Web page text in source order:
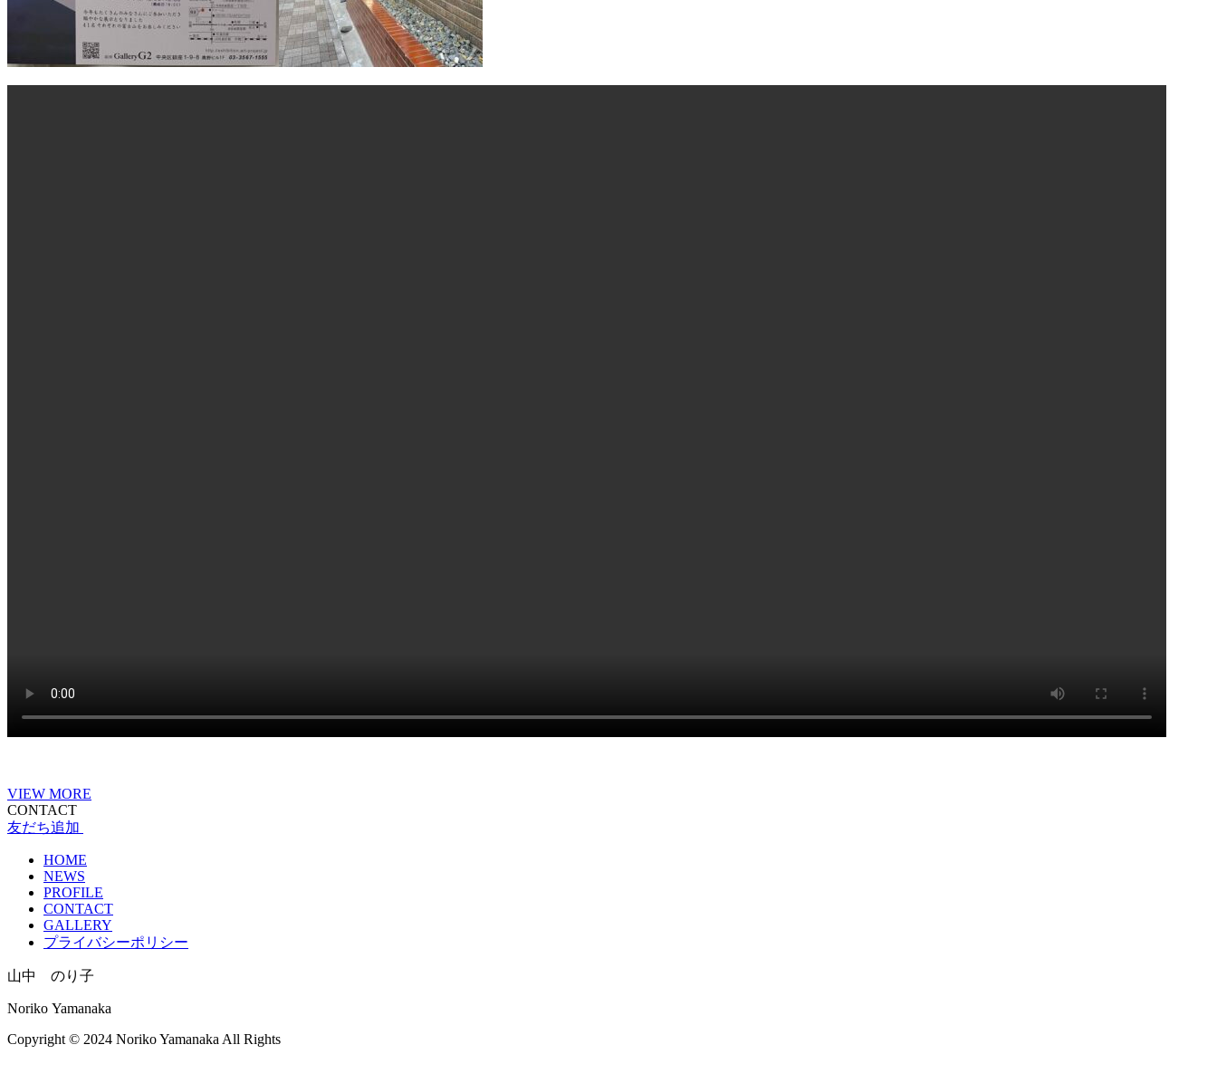
VIEW MORE
CONTACT
友だち追加
HOME
NEWS
PROFILE
CONTACT
GALLERY
プライバシーポリシー
山中 のり子
Noriko Yamanaka
Copyright © 2024 Noriko Yamanaka All Rights